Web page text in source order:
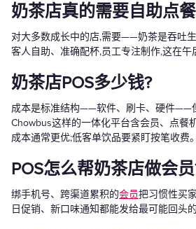
奶茶店真的需要自助点
对大多数成长中的店,需要——奶茶是吞吐
客人自助、准确配杯,员工专注制作,这在午
奶茶店POS多少钱?
成本是标准结构——软件、刷卡、硬件——
Chowbus这样的一体化平台含会员、点餐
成本通常更优;低客单饮品要紧盯按笔收费。
POS怎么帮奶茶店做会
绑手机号、跨渠道累积的会员把习惯性买
日促销、新口味通知都能发给最可能回头的